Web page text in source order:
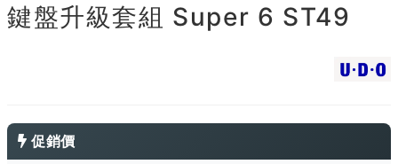
鍵盤升級套組 Super 6 ST49
促銷價